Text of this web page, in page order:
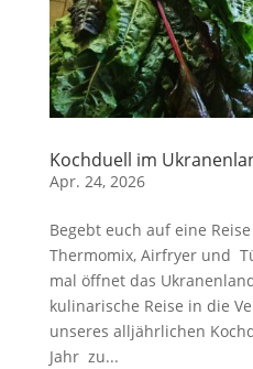
Kochduell im
Apr. 24, 2026
Begebt euch auf eine
Thermomix, Airfryer und
mal öffnet das
kulinarische Reise in die
unseres alljährlichen
Jahr zu...